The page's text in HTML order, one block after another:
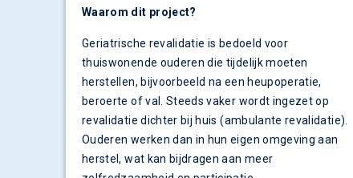
Waarom dit project?
Geriatrische revalidatie is bedoeld voor
thuiswonende ouderen die tijdelijk moeten
herstellen, bijvoorbeeld na een heupoperatie,
beroerte of val. Steeds vaker wordt ingezet op
revalidatie dichter bij huis (ambulante revalidatie).
Ouderen werken dan in hun eigen omgeving aan
herstel, wat kan bijdragen aan meer